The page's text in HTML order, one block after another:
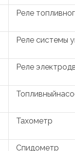
Реле
Реле системы
Реле
Тахометр
Спидометр